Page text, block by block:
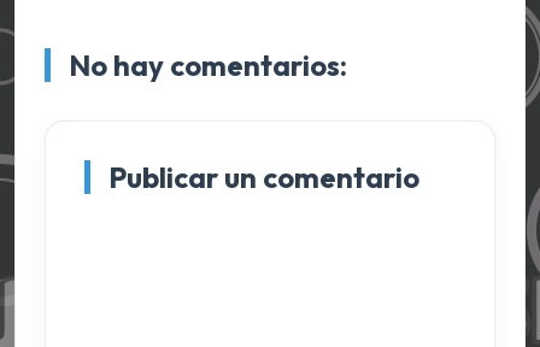
No hay comentarios:
Publicar un comentario